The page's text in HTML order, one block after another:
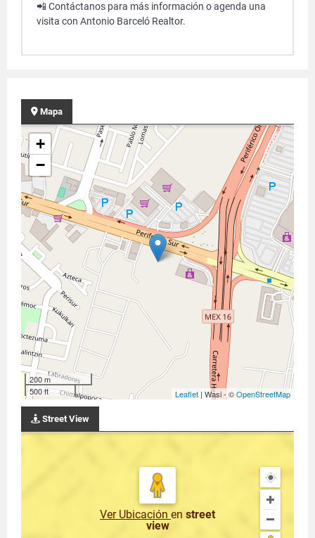
📲 Contáctanos para más información o agenda una
visita con Antonio Barceló Realtor.
Mapa
+
−
200 m
500 ft
Leaflet | Wasi - ©OpenStreetMap
Street View
Ver Ubicación en street
view